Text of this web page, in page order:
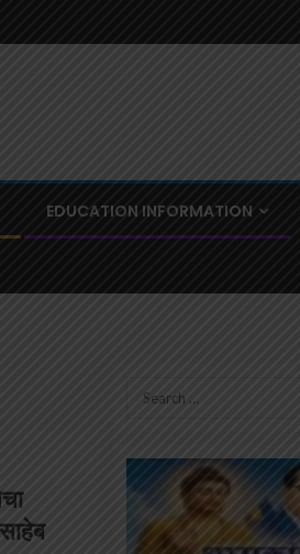
EDUCATION INFORMATION